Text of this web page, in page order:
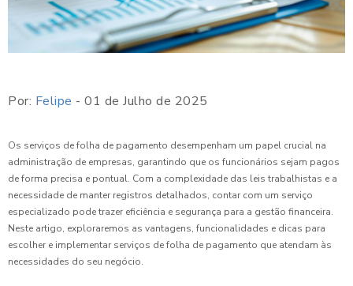
Por: Felipe - 01 de Julho de 2025
Os serviços de folha de pagamento desempenham um papel crucial na
administração de empresas, garantindo que os funcionários sejam pagos
de forma precisa e pontual. Com a complexidade das leis trabalhistas e a
necessidade de manter registros detalhados, contar com um serviço
especializado pode trazer eficiência e segurança para a gestão financeira.
Neste artigo, exploraremos as vantagens, funcionalidades e dicas para
escolher e implementar serviços de folha de pagamento que atendam às
necessidades do seu negócio.